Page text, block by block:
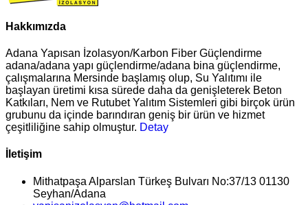
Hakkımızda
Adana Yapısan İzolasyon/Karbon Fiber Güçlendirme
adana/adana yapı güçlendirme/adana bina güçlendirme,
çalışmalarına Mersinde başlamış olup, Su Yalıtımı ile
başlayan üretimi kısa sürede daha da genişleterek Beton
Katkıları, Nem ve Rutubet Yalıtım Sistemleri gibi birçok ürün
grubunu da içinde barındıran geniş bir ürün ve hizmet
çeşitliliğine sahip olmuştur. Detay
İletişim
Mithatpaşa Alparslan Türkeş Bulvarı No:37/13 01130
Seyhan/Adana